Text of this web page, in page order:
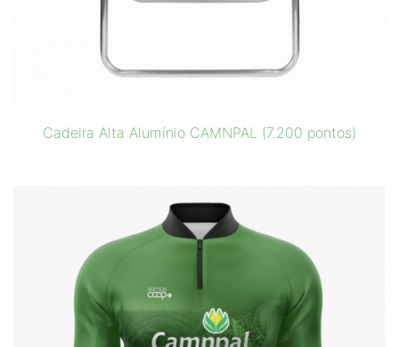
Cadeira Alta Alumínio CAMNPAL (7.200 pontos)